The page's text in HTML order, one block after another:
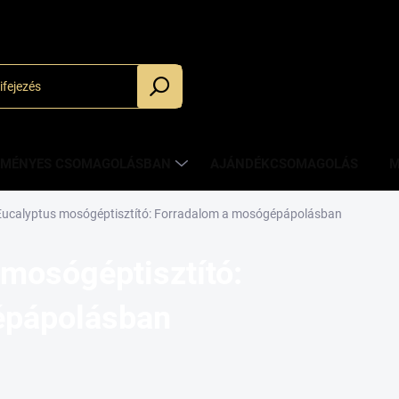
_
mosógéptisztító: Forradalom a mosógépápolásban